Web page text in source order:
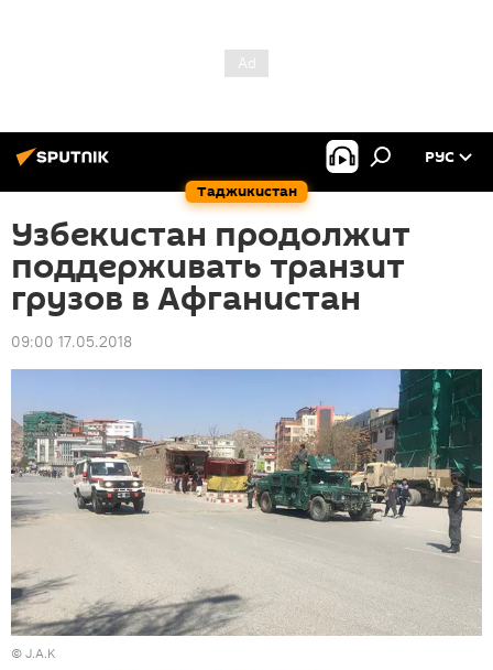
Таджикистан
РУС
Узбекистан продолжит
поддерживать транзит
грузов в Афганистан
09:00 17.05.2018
© J.A.K